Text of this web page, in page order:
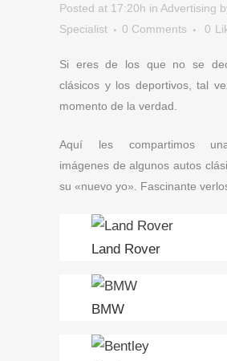
Posted at 17:20h in Advertising
Specialist
0 Comments 0
Si eres de los que no se
clásicos y los deportivos, tal
momento de la verdad.
Aquí les compartimos
imágenes de algunos autos
su «nuevo yo». Fascinante
Land Rover
BMW